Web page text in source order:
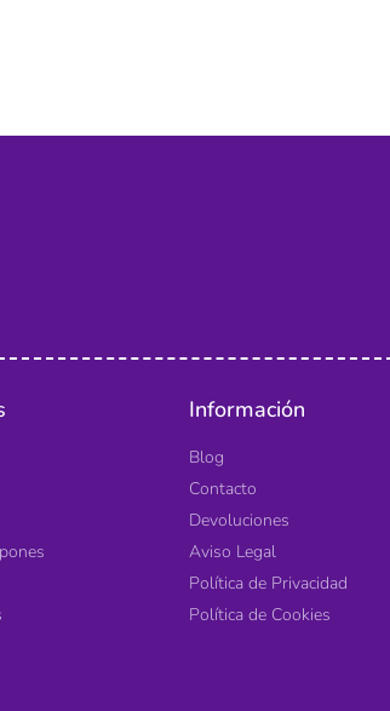
Información
Blog
Contacto
Devoluciones
Aviso Legal
Política de Privacidad
Política de Cookies